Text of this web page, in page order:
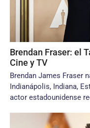
Brendan Fraser: el
Cine y TV
Brendan James Fraser
Indianápolis, Indiana,
actor estadounidense